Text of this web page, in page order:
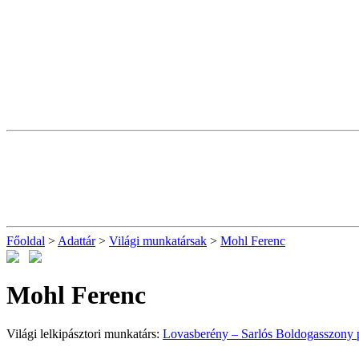
Főoldal > Adattár> Világi munkatársak > Mohl Ferenc
Mohl Ferenc
Világi lelkipásztori munkatárs: Lovasberény – Sarlós Boldogasszony